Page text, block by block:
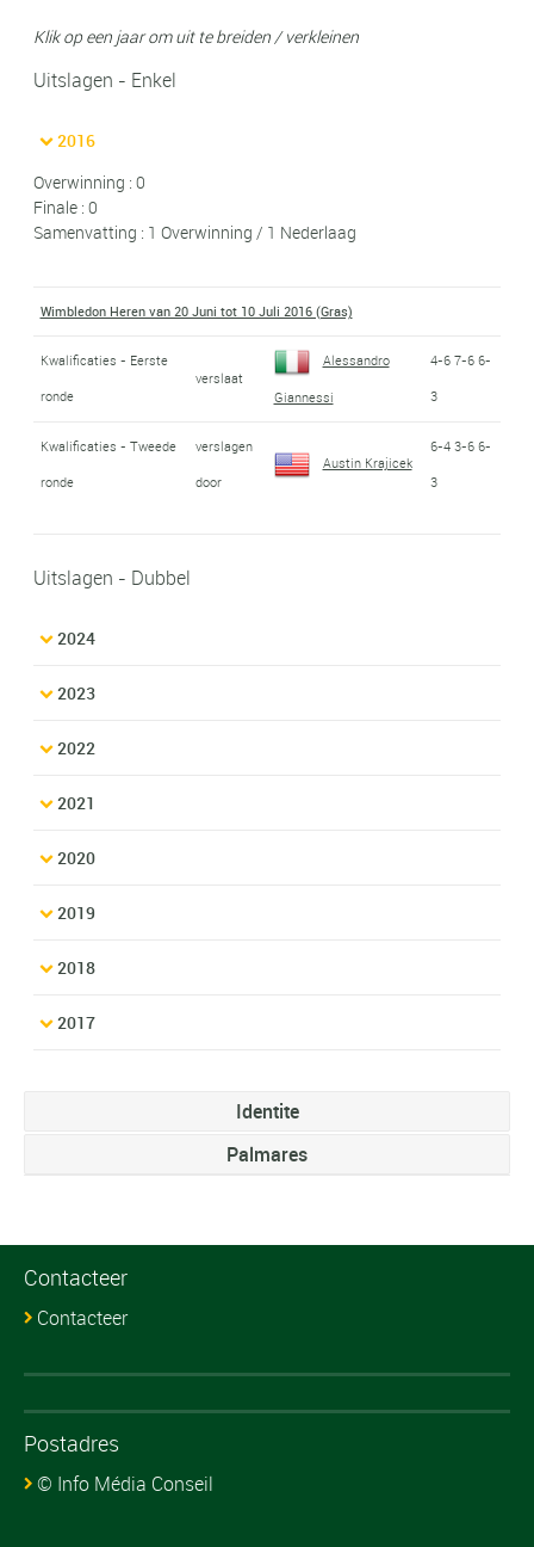
Klik op een jaar om uit te breiden / verkleinen
Uitslagen - Enkel
2016
Overwinning : 0
Finale : 0
Samenvatting : 1 Overwinning / 1 Nederlaag
Wimbledon Heren van 20 Juni tot 10 Juli 2016 (Gras)
Kwalificaties - Eerste
ronde
verslaat
Alessandro
Giannessi
4-6 7-6 6-
3
Kwalificaties - Tweede
ronde
verslagen
door
Austin Krajicek
6-4 3-6 6-
3
Uitslagen - Dubbel
2024
2023
2022
2021
2020
2019
2018
2017
Identite
Palmares
Contacteer
Contacteer
Postadres
© Info Média Conseil